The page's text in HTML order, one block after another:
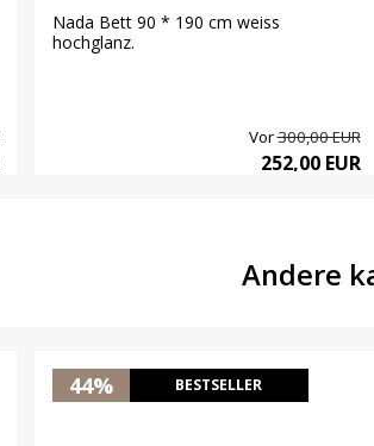
Nada Bett 90 * 190 cm weiss
hochglanz.
Vor300,00 EUR
252,00 EUR
Andere
44% BESTSELLER